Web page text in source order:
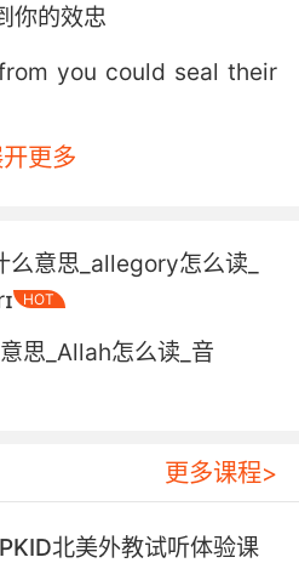
你的效忠
you could seal their
拥护
忠诚
to scrap for their
never been with the
更多
意思_allegory怎么读_
HOT
思_Allah怎么读_音
更多课程>
北美外教试听体验课